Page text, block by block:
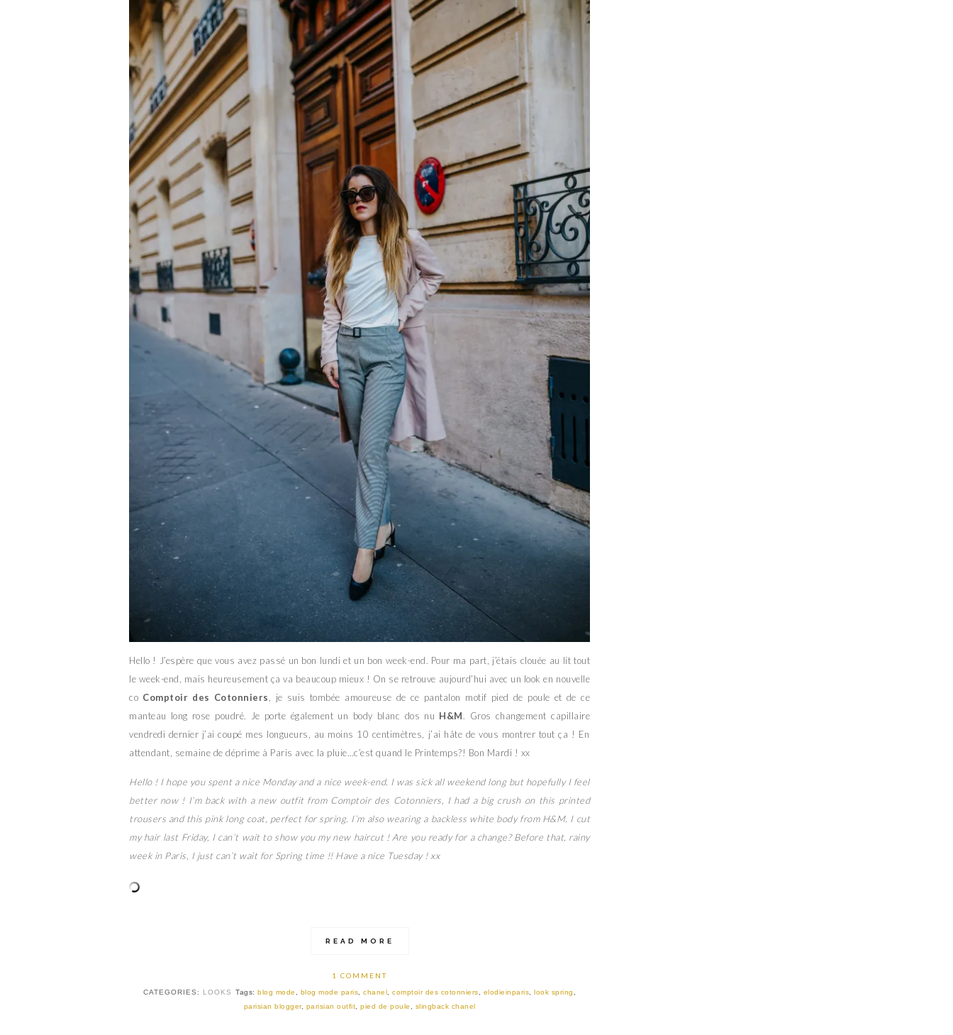
Hello ! J’espère que vous avez passé un bon lundi et un bon week-end. Pour ma part, j’étais clouée au lit tout
le week-end, mais heureusement ça va beaucoup mieux ! On se retrouve aujourd’hui avec un look en nouvelle
co Comptoir des Cotonniers
, je suis tombée amoureuse de ce pantalon motif pied de poule et de ce
manteau long rose poudré. Je porte également un body blanc dos nu H&M. Gros changement capillaire
vendredi dernier j’ai coupé mes longueurs, au moins 10 centimètres, j’ai hâte de vous montrer tout ça ! En
attendant, semaine de déprime à Paris avec la pluie…c’est quand le Printemps?! Bon Mardi ! xx
Hello ! I hope you spent a nice Monday and a nice week-end. I was sick all weekend long but hopefully I feel
better now ! I’m back with a new outfit from Comptoir des Cotonniers, I had a big crush on this printed
trousers and this pink long coat, perfect for spring. I’m also wearing a backless white body from H&M. I cut
my hair last Friday, I can’t wait to show you my new haircut ! Are you ready for a change? Before that, rainy
week in Paris, I just can’t wait for Spring time !! Have a nice Tuesday ! xx
READ MORE
1 COMMENT
CATEGORIES: LOOKS Tags: blog mode blog mode paris chanel comptoir des cotonniers elodieinparis look spring
parisian blogger, parisian outfit pied de poule slingback chanel